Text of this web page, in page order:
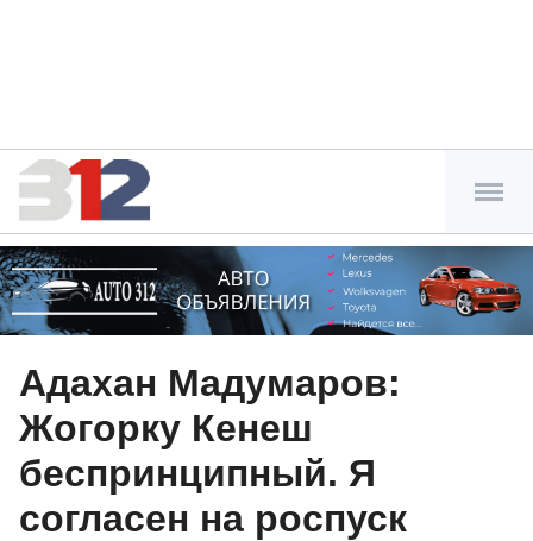
Адахан Мадумаров:
Жогорку Кенеш
беспринципный. Я
согласен на роспуск